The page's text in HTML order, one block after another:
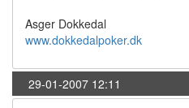
Asger Dokkedal
www.dokkedalpoker.dk
29-01-2007 12:11